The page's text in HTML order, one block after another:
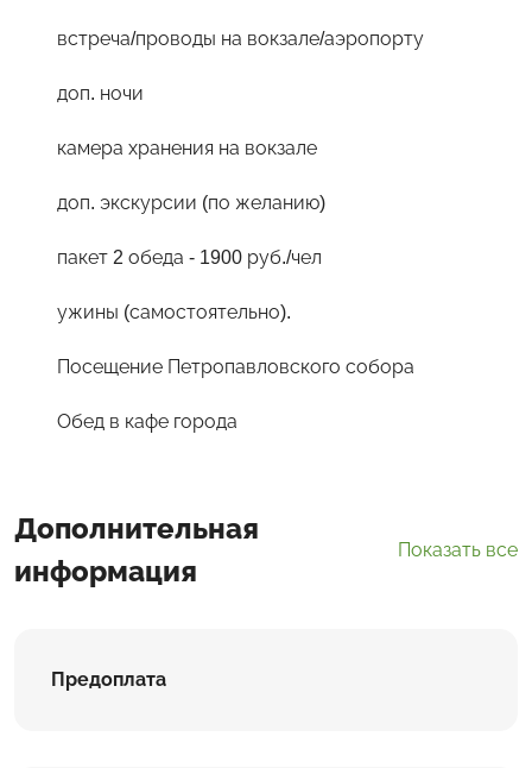
встреча/проводы на вокзале/аэропорту
доп. ночи
камера хранения на вокзале
доп. экскурсии (по желанию)
пакет 2 обеда - 1900 руб./чел
ужины (самостоятельно).
Посещение Петропавловского собора
Обед в кафе города
Дополнительная
информация
Показать все
Предоплата